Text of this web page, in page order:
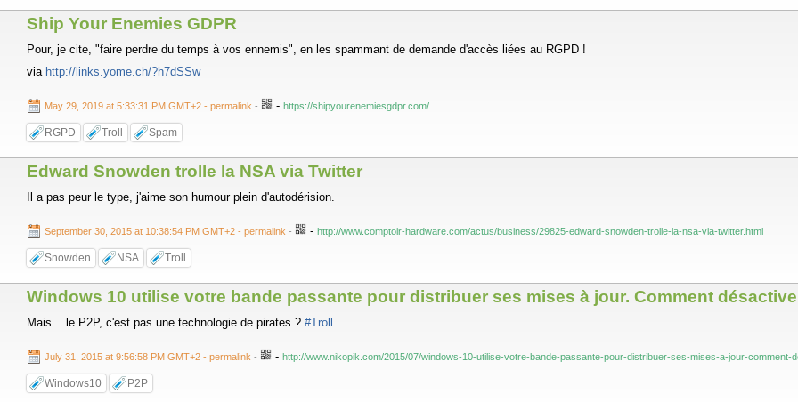
Ship Your Enemies GDPR
Pour, je cite, "faire perdre du temps à vos ennemis", en les spammant de demande d'accès liées au RGPD !
via http://links.yome.ch/?h7dSSw
May 29, 2019 at 5:33:31 PM GMT+2 - permalink - - https://shipyourenemiesgdpr.com/
RGPD Troll Spam
Edward Snowden trolle la NSA via Twitter
Il a pas peur le type, j'aime son humour plein d'autodérision.
September 30, 2015 at 10:38:54 PM GMT+2 - permalink - - http://www.comptoir-hardware.com/actus/business/29825-edward-snowden-trolle-la-nsa-via-twitter.html
Snowden NSA Troll
Windows 10 utilise votre bande passante pour distribuer ses mises à jour. Comment
Mais... le P2P, c'est pas une technologie de pirates ? #Troll
July 31, 2015 at 9:56:58 PM GMT+2 - permalink - - http://www.nikopik.com/2015/07/windows-10-utilise-votre-bande-passante-pour-distribuer-ses-mises-a-jour-comment-
Windows10 P2P